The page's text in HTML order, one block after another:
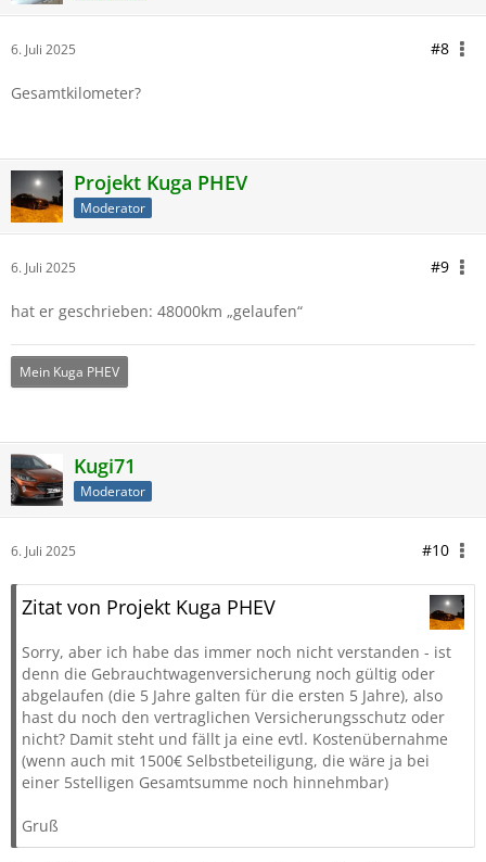
6. Juli 2025 #8
Gesamtkilometer?
Projekt Kuga PHEV
Moderator
6. Juli 2025 #9
hat er geschrieben: 48000km „gelaufen“
Mein Kuga PHEV
Kugi71
Moderator
6. Juli 2025 #10
Zitat von Projekt Kuga PHEV
Sorry, aber ich habe das immer noch nicht verstanden - ist
denn die Gebrauchtwagenversicherung noch gültig oder
abgelaufen (die 5 Jahre galten für die ersten 5 Jahre), also
hast du noch den vertraglichen Versicherungsschutz oder
nicht? Damit steht und fällt ja eine evtl. Kostenübernahme
(wenn auch mit 1500€ Selbstbeteiligung, die wäre ja bei
einer 5stelligen Gesamtsumme noch hinnehmbar)
Gruß